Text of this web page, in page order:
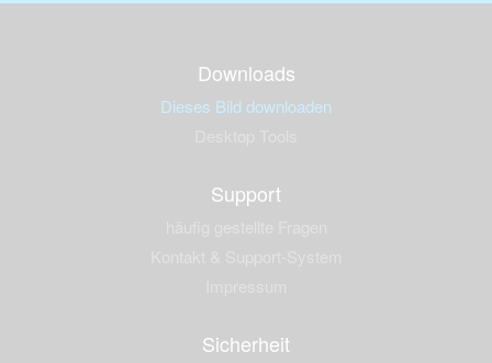
Downloads
Dieses Bild downloaden
Support
Sicherheit